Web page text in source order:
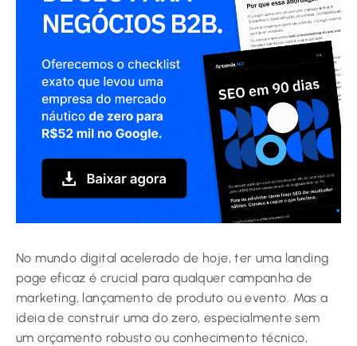
No mundo digital acelerado de hoje, ter uma landing
page eficaz é crucial para qualquer campanha de
marketing, lançamento de produto ou evento. Mas a
ideia de construir uma do zero, especialmente sem
um orçamento robusto ou conhecimento técnico,